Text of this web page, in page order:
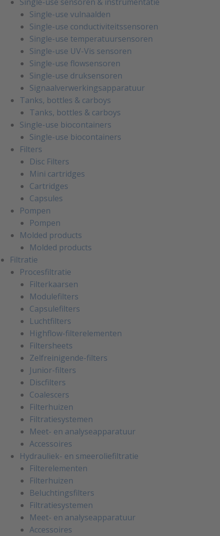
Single-use vulnaalden
Single-use conductiviteitssensoren
Single-use temperatuursensoren
Single-use UV-Vis sensoren
Single-use flowsensoren
Single-use druksensoren
Signaalverwerkingsapparatuur
Tanks, bottles & carboys
Tanks, bottles & carboys
Single-use biocontainers
Single-use biocontainers
Filters
Disc Filters
Mini cartridges
Cartridges
Capsules
Pompen
Pompen
Molded products
Molded products
Filtratie
Procesfiltratie
Filterkaarsen
Modulefilters
Capsulefilters
Luchtfilters
Highflow-filterelementen
Filtersheets
Zelfreinigende-filters
Junior-filters
Discfilters
Coalescers
Filterhuizen
Filtratiesystemen
Meet- en analyseapparatuur
Accessoires
Hydrauliek- en smeeroliefiltratie
Filterelementen
Filterhuizen
Beluchtingsfilters
Filtratiesystemen
Meet- en analyseapparatuur
Accessoires